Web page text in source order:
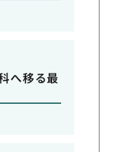
へ移る最